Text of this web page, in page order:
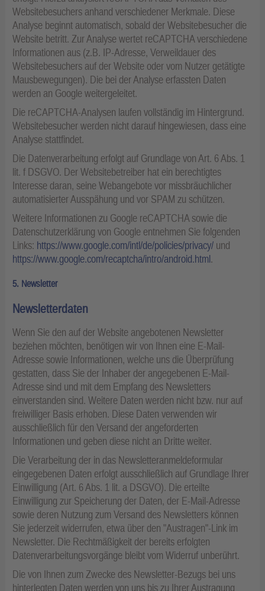
Websitebesuchers anhand verschiedener Merkmale. Diese
Analyse beginnt automatisch, sobald der Websitebesucher die
Website betritt. Zur Analyse wertet reCAPTCHA verschiedene
Informationen aus (z.B. IP-Adresse, Verweildauer des
Websitebesuchers auf der Website oder vom Nutzer getätigte
Mausbewegungen). Die bei der Analyse erfassten Daten
werden an Google weitergeleitet.
Die reCAPTCHA-Analysen laufen vollständig im Hintergrund.
Websitebesucher werden nicht darauf hingewiesen, dass eine
Analyse stattfindet.
Die Datenverarbeitung erfolgt auf Grundlage von Art. 6 Abs. 1
lit. f DSGVO. Der Websitebetreiber hat ein berechtigtes
Interesse daran, seine Webangebote vor missbräuchlicher
automatisierter Ausspähung und vor SPAM zu schützen.
Weitere Informationen zu Google reCAPTCHA sowie die
Datenschutzerklärung von Google entnehmen Sie folgenden
Links: https://www.google.com/intl/de/policies/privacy/ und
https://www.google.com/recaptcha/intro/android.html.
5. Newsletter
Newsletterdaten
Wenn Sie den auf der Website angebotenen Newsletter
beziehen möchten, benötigen wir von Ihnen eine E-Mail-
Adresse sowie Informationen, welche uns die Überprüfung
gestatten, dass Sie der Inhaber der angegebenen E-Mail-
Adresse sind und mit dem Empfang des Newsletters
einverstanden sind. Weitere Daten werden nicht bzw. nur auf
freiwilliger Basis erhoben. Diese Daten verwenden wir
ausschließlich für den Versand der angeforderten
Informationen und geben diese nicht an Dritte weiter.
Die Verarbeitung der in das Newsletteranmeldeformular
eingegebenen Daten erfolgt ausschließlich auf Grundlage Ihrer
Einwilligung (Art. 6 Abs. 1 lit. a DSGVO). Die erteilte
Einwilligung zur Speicherung der Daten, der E-Mail-Adresse
sowie deren Nutzung zum Versand des Newsletters können
Sie jederzeit widerrufen, etwa über den "Austragen"-Link im
Newsletter. Die Rechtmäßigkeit der bereits erfolgten
Datenverarbeitungsvorgänge bleibt vom Widerruf unberührt.
Die von Ihnen zum Zwecke des Newsletter-Bezugs bei uns
hinterlegten Daten werden von uns bis zu Ihrer Austragung